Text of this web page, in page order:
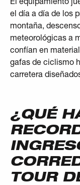
el día a día de los
montaña,
meteorológicas a
confían en
gafas de ciclismo
carretera
¿QUÉ
TOUR